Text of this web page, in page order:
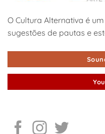
O Cultura Alternativa é
sugestões de pautas e